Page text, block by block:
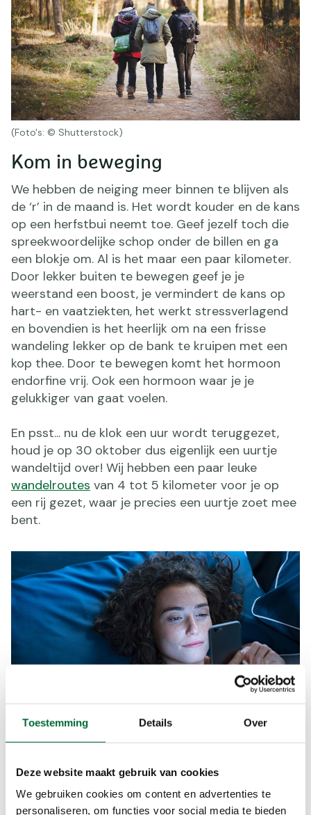
Toestemming Details Over
Deze website maakt gebruik van cookies
We gebruiken cookies om content en advertenties te
personaliseren, om functies voor social media te bieden
(Foto's: © Shutterstock)
Kom in beweging
We hebben de neiging meer binnen te blijven als
de ‘r’ in de maand is. Het wordt kouder en de kans
op een herfstbui neemt toe. Geef jezelf toch die
spreekwoordelijke schop onder de billen en ga
een blokje om. Al is het maar een paar kilometer.
Door lekker buiten te bewegen geef je je
weerstand een boost, je vermindert de kans op
hart- en vaatziekten, het werkt stressverlagend
en bovendien is het heerlijk om na een frisse
wandeling lekker op de bank te kruipen met een
kop thee. Door te bewegen komt het hormoon
endorfine vrij. Ook een hormoon waar je je
gelukkiger van gaat voelen.
En psst... nu de klok een uur wordt teruggezet,
houd je op 30 oktober dus eigenlijk een uurtje
wandeltijd over! Wij hebben een paar leuke
wandelroutes van 4 tot 5 kilometer voor je op
een rij gezet, waar je precies een uurtje zoet mee
bent.
Beperk je schermtijd
In de avonduren naar de televisie, laptop, of